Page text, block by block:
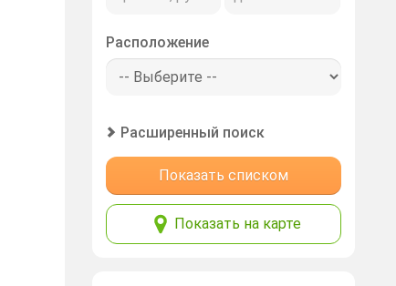
Расположение
Расширенный поиск
Показать списком
Показать на карте